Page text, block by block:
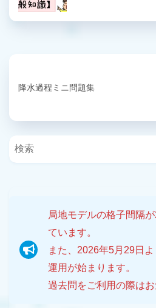
降水過程ミニ問題集
局地モデルの格子間隔
ています。
また、2026年5月29日
運用が始まります。
過去問をご利用の際はお